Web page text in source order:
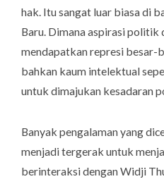
hak. Itu sangat luar biasa di
Baru. Dimana aspirasi politik
mendapatkan represi besar-
bahkan kaum intelektual
untuk dimajukan kesadaran
Banyak pengalaman yang
menjadi tergerak untuk
berinteraksi dengan Widji